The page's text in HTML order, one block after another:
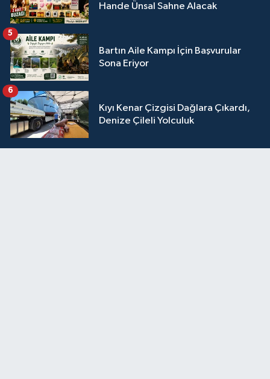
Hande Ünsal Sahne Alacak
Bartın Aile Kampı İçin Başvurular
Sona Eriyor
5
Kıyı Kenar Çizgisi Dağlara Çıkardı,
Denize Çileli Yolculuk
6